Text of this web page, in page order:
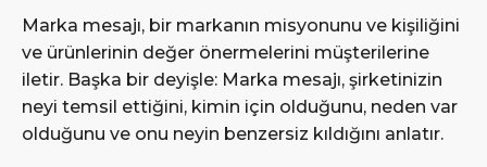
Marka mesajı, bir markanın misyonunu ve kişiliğini
ve ürünlerinin değer önermelerini müşterilerine
iletir. Başka bir deyişle: Marka mesajı, şirketinizin
neyi temsil ettiğini, kimin için olduğunu, neden var
olduğunu ve onu neyin benzersiz kıldığını anlatır.